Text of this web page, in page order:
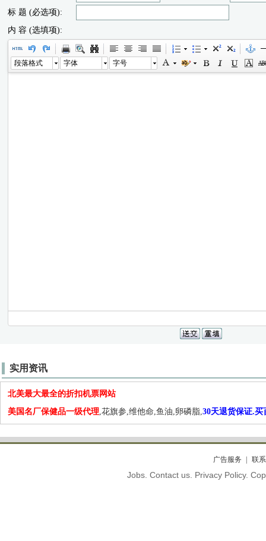
标 题 (必选项):
内 容 (选填项):
段落格式 字体 字号
实用资讯
北美最大最全的折扣机票网站
美国名厂保健品一级代理,花旗参,维他命,鱼油,卵磷脂,30天退货保证.买
广告服务 联
Jobs. Contact us. Privacy Policy.